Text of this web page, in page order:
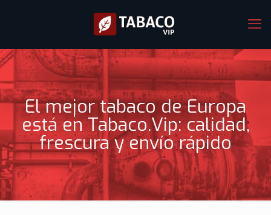
El mejor tabaco de Europa
está en Tabaco.Vip: calidad,
frescura y envío rápido